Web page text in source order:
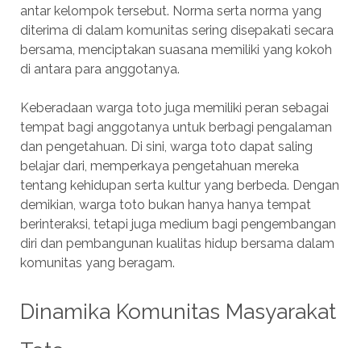
antar kelompok tersebut. Norma serta norma yang
diterima di dalam komunitas sering disepakati secara
bersama, menciptakan suasana memiliki yang kokoh
di antara para anggotanya.
Keberadaan warga toto juga memiliki peran sebagai
tempat bagi anggotanya untuk berbagi pengalaman
dan pengetahuan. Di sini, warga toto dapat saling
belajar dari, memperkaya pengetahuan mereka
tentang kehidupan serta kultur yang berbeda. Dengan
demikian, warga toto bukan hanya hanya tempat
berinteraksi, tetapi juga medium bagi pengembangan
diri dan pembangunan kualitas hidup bersama dalam
komunitas yang beragam.
Dinamika Komunitas Masyarakat